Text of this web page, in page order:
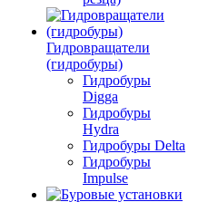
Гидровращатели
(гидробуры)
Гидробуры
Digga
Гидробуры
Hydra
Гидробуры Delta
Гидробуры
Impulse